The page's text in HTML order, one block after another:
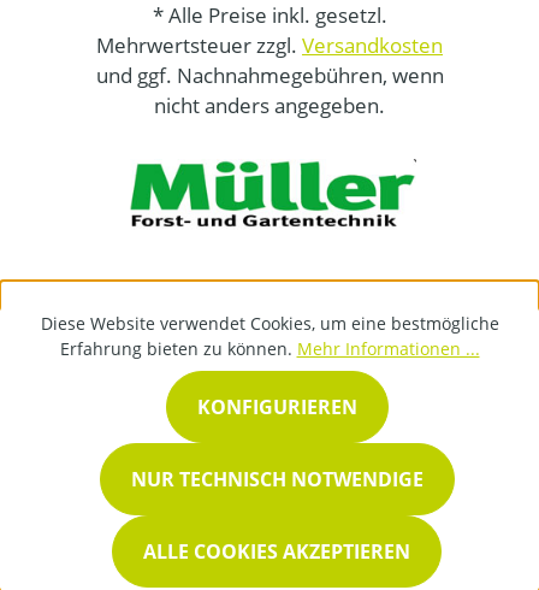
* Alle Preise inkl. gesetzl.
Mehrwertsteuer zzgl. Versandkosten
und ggf. Nachnahmegebühren, wenn
nicht anders angegeben.
Diese Website verwendet Cookies, um eine bestmögliche
Erfahrung bieten zu können. Mehr Informationen ...
NUR TECHNISCH NOTWENDIGE
KONFIGURIEREN
ALLE COOKIES AKZEPTIEREN